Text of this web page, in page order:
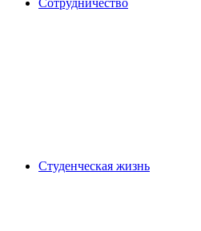
Сотрудничество
Студенческая жизнь